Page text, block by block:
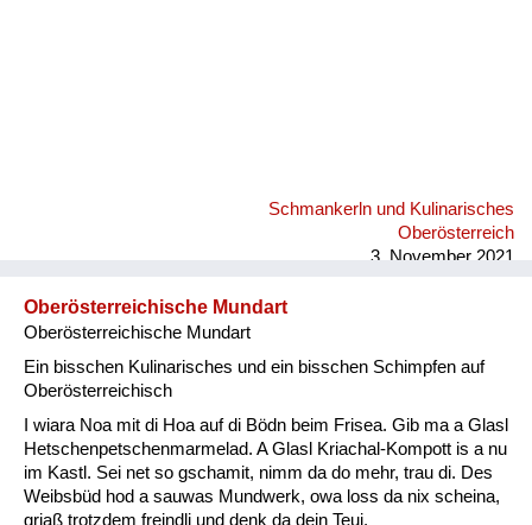
Schmankerln und Kulinarisches
Oberösterreich
3. November 2021
Oberösterreichische Mundart
Oberösterreichische Mundart
Ein bisschen Kulinarisches und ein bisschen Schimpfen auf
Oberösterreichisch
I wiara Noa mit di Hoa auf di Bödn beim Frisea. Gib ma a Glasl
Hetschenpetschenmarmelad. A Glasl Kriachal-Kompott is a nu
im Kastl. Sei net so gschamit, nimm da do mehr, trau di. Des
Weibsbüd hod a sauwas Mundwerk, owa loss da nix scheina,
griaß trotzdem freindli und denk da dein Teui.